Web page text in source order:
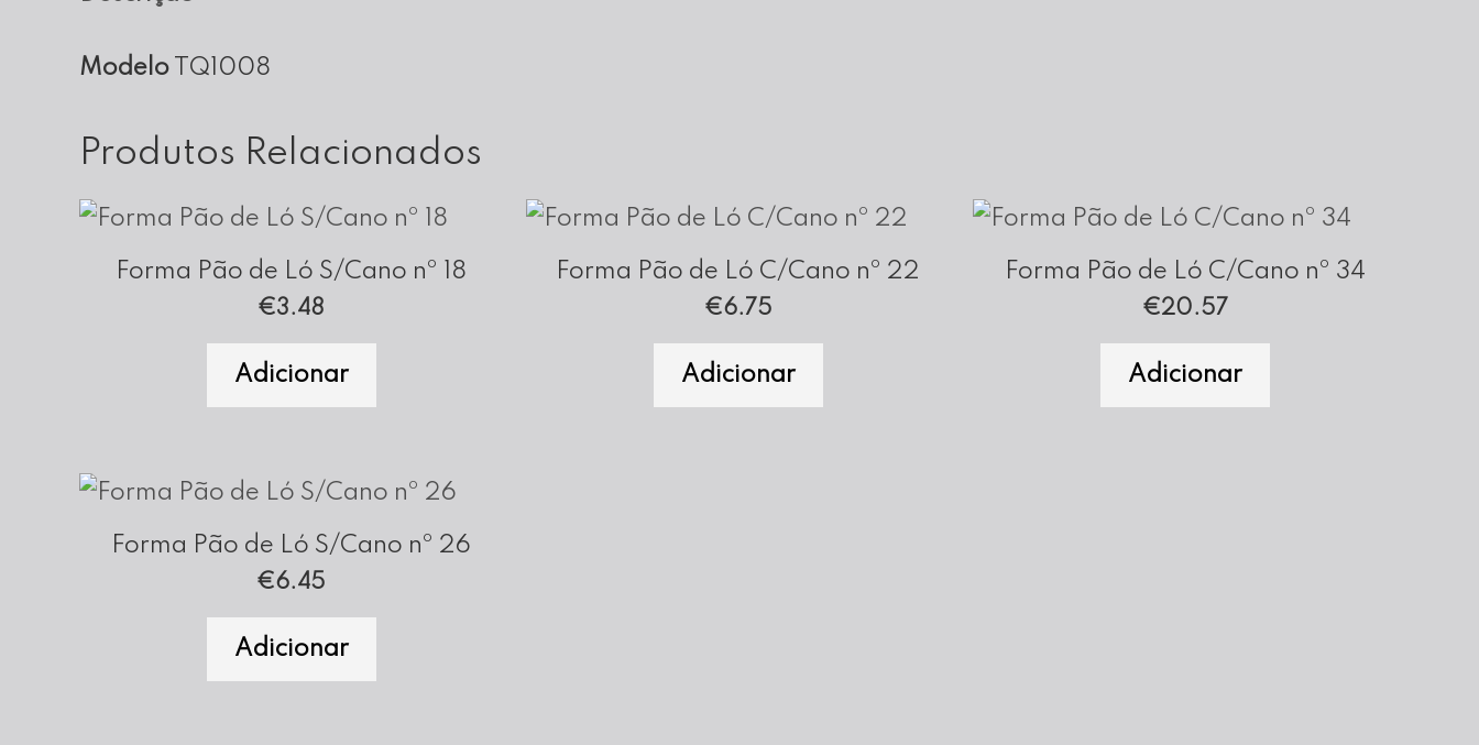
Modelo TQ1008
Produtos Relacionados
Forma Pão de Ló S/Cano nº 18
€3.48
Adicionar
Forma Pão de Ló C/Cano nº 22
€6.75
Adicionar
Forma Pão de Ló C/Cano nº 34
€20.57
Adicionar
Forma Pão de Ló S/Cano nº 26
€6.45
Adicionar